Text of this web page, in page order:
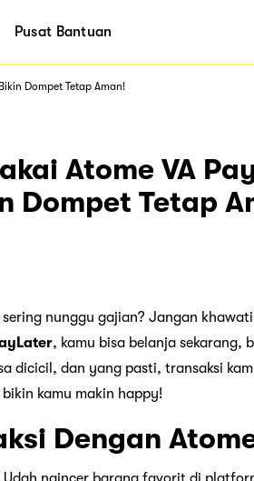
Pusat Bantuan
Dompet Tetap Aman!
Atome VA
Dompet Tetap
nunggu gajian? Jangan
, kamu bisa belanja
dicicil, dan yang pasti, transaksi
kamu makin happy!
Dengan